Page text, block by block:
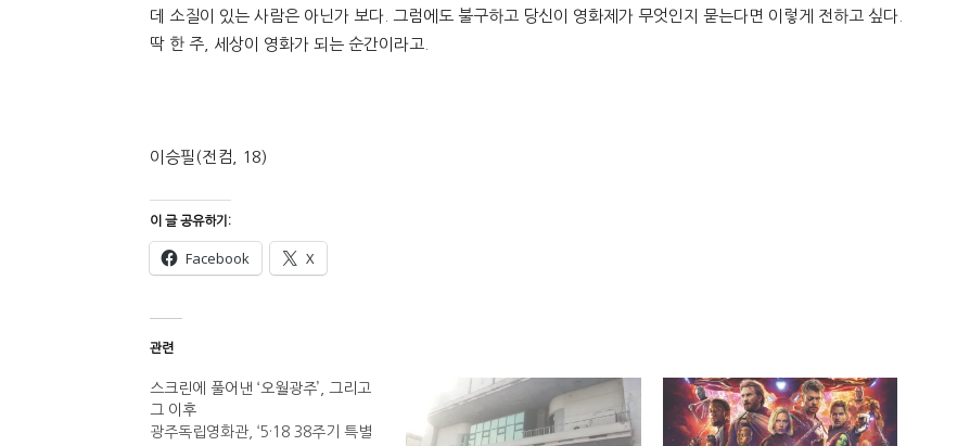
데 소질이 있는 사람은 아닌가 보다. 그럼에도 불구하고 당신이 영화제가 무엇인지 묻는다면 이렇게 전하고 싶다.
딱 한 주, 세상이 영화가 되는 순간이라고.
이승필(전컴, 18)
이 글 공유하기:
Facebook X
관련
스크린에 풀어낸 ‘오월광주’, 그리고
그 이후
광주독립영화관, ‘5·18 38주기 특별